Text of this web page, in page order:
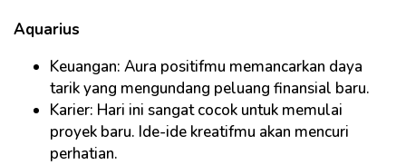
Aquarius
Keuangan: Aura positifmu memancarkan daya
tarik yang mengundang peluang finansial baru.
Karier: Hari ini sangat cocok untuk memulai
proyek baru. Ide-ide kreatifmu akan mencuri
perhatian.